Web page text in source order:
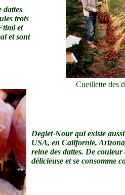
dattes
trois
et
et sont
Cueillette des
Deglet-Nour qui existe
USA, en Californie, Arizona
reine des dattes. De couleur
délicieuse et se consomme